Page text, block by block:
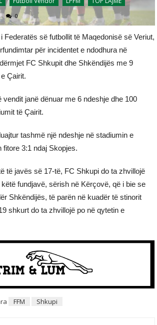
0
Federatës së futbollit të Maqedonisë së Veriut,
për incidentet e ndodhura në
FC Shkupit dhe Shkëndijës me 9
Çairit.
vendit janë dënuar me 6 ndeshje dhe 100
të Çairit.
tashmë një ndeshje në stadiumin e
3:1 ndaj Skopjes.
të javës së 17-të, FC Shkupi do ta zhvillojë
fundjavë, sërish në Kërçovë, që i bie se
Shkëndijës, të parën në kuadër të stinorit
shkurt do ta zhvillojë po në qytetin e
FFM Shkupi